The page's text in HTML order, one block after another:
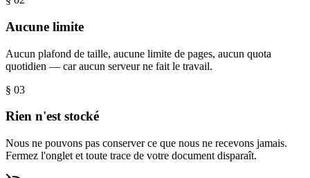
Aucune limite
Aucun plafond de taille, aucune limite de pages, aucun quota
quotidien — car aucun serveur ne fait le travail.
§ 03
Rien n'est stocké
Nous ne pouvons pas conserver ce que nous ne recevons jamais.
Fermez l'onglet et toute trace de votre document disparaît.